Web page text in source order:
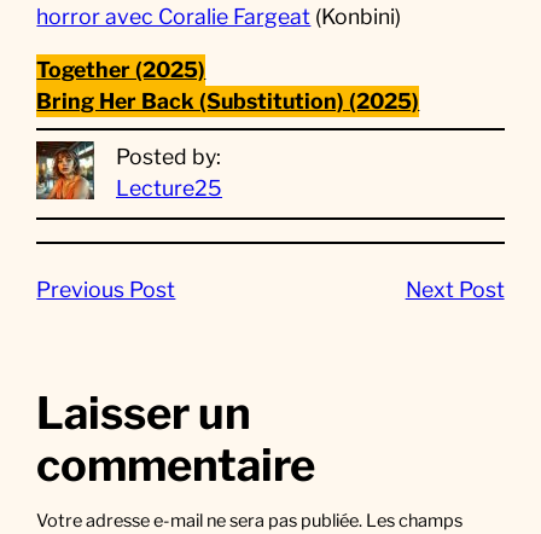
horror avec Coralie Fargeat (Konbini)
Together (2025)
Bring Her Back (Substitution) (2025)
Posted by:
Lecture25
Previous Post Next Post
Laisser un
commentaire
Votre adresse e-mail ne sera pas publiée. Les champs